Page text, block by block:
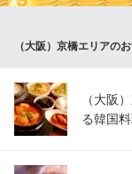
大阪メトロ長堀
（大阪）京橋エリアの
（大阪
る韓国料